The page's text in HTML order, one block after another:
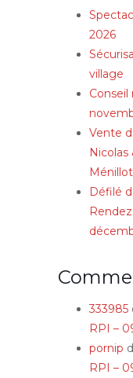
2026
village
Conseil
Vente
Nicolas
Défilé
333985
RPI –
pornip
RPI –